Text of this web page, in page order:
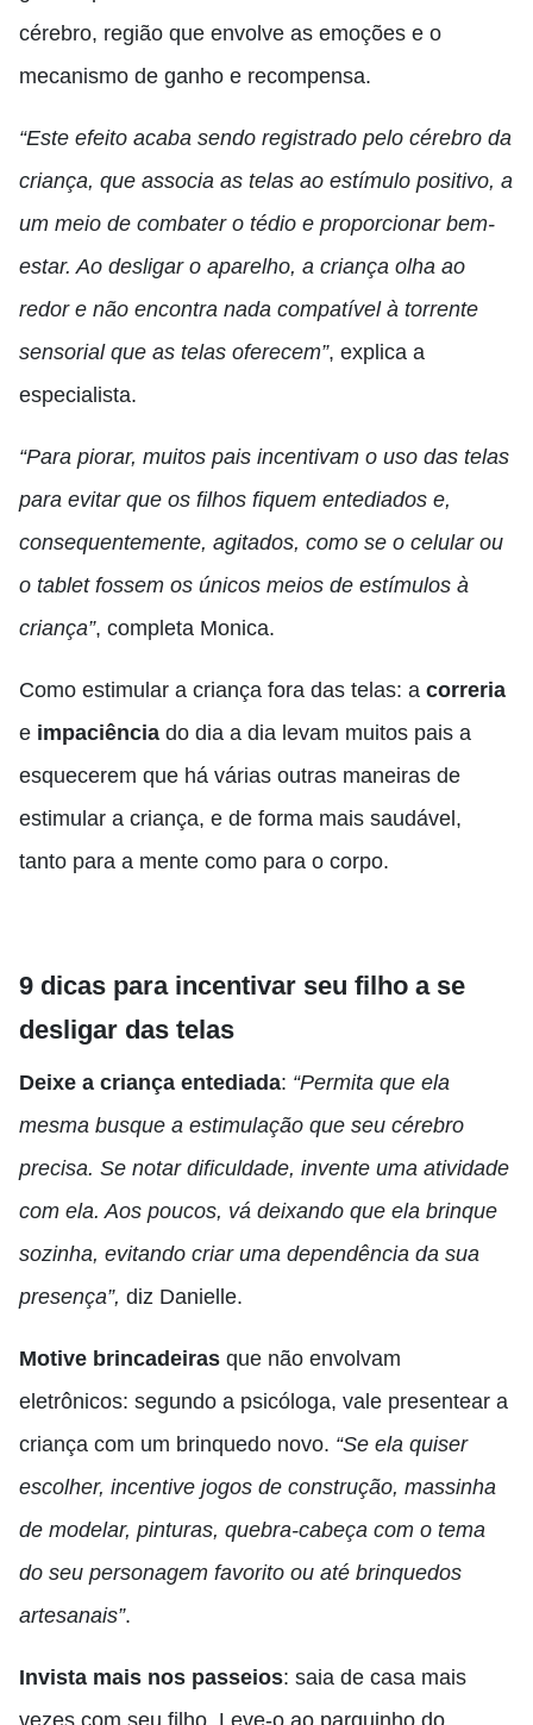
cérebro, região que envolve as emoções e o
mecanismo de ganho e recompensa.
“Este efeito acaba sendo registrado pelo cérebro da
criança, que associa as telas ao estímulo positivo, a
um meio de combater o tédio e proporcionar bem-
estar. Ao desligar o aparelho, a criança olha ao
redor e não encontra nada compatível à torrente
sensorial que as telas oferecem”, explica a
especialista.
“Para piorar, muitos pais incentivam o uso das telas
para evitar que os filhos fiquem entediados e,
consequentemente, agitados, como se o celular ou
o tablet fossem os únicos meios de estímulos à
criança”, completa Monica.
Como estimular a criança fora das telas: a correria
e impaciência do dia a dia levam muitos pais a
esquecerem que há várias outras maneiras de
estimular a criança, e de forma mais saudável,
tanto para a mente como para o corpo.
9 dicas para incentivar seu filho a se
desligar das telas
Deixe a criança entediada: “Permita que ela
mesma busque a estimulação que seu cérebro
precisa. Se notar dificuldade, invente uma atividade
com ela. Aos poucos, vá deixando que ela brinque
sozinha, evitando criar uma dependência da sua
presença”, diz Danielle.
Motive brincadeiras que não envolvam
eletrônicos: segundo a psicóloga, vale presentear a
criança com um brinquedo novo. “Se ela quiser
escolher, incentive jogos de construção, massinha
de modelar, pinturas, quebra-cabeça com o tema
do seu personagem favorito ou até brinquedos
artesanais”.
Invista mais nos passeios: saia de casa mais
vezes com seu filho. Leve-o ao parquinho do